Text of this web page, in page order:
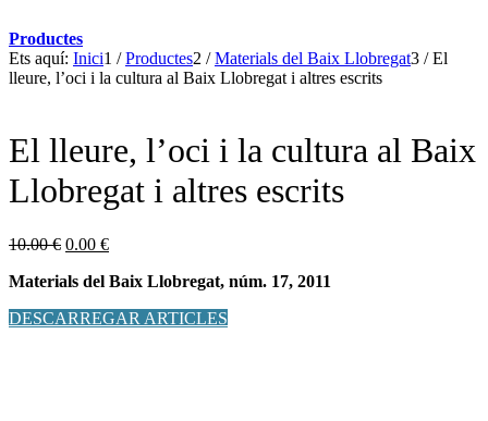
Productes
Ets aquí: Inici1 / Productes2 / Materials del Baix Llobregat3 / El
lleure, l’oci i la cultura al Baix Llobregat i altres escrits
El lleure, l’oci i la cultura al Baix
Llobregat i altres escrits
10.00€ El
original
10.00 €.
0.00 €El
actual
0.00 €.
Materials del Baix Llobregat, núm. 17, 2011
DESCARREGAR ARTICLES